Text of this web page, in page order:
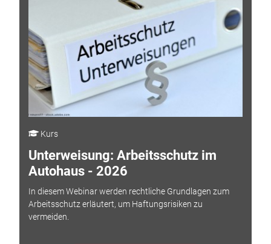
Kurs
Unterweisung: Arbeitsschutz im
Autohaus - 2026
In diesem Webinar werden rechtliche Grundlagen zum
Arbeitsschutz erläutert, um Haftungsrisiken zu
vermeiden.